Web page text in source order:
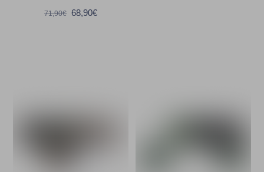
71,90€ Le
68,90€Le